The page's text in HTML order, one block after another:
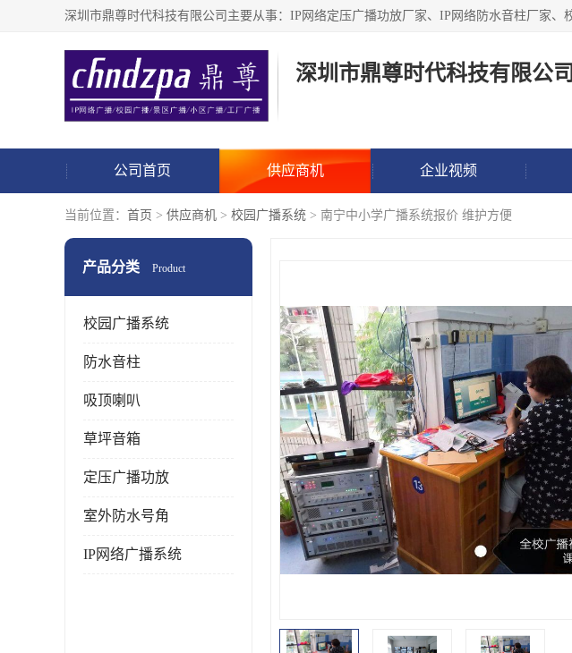
深圳市鼎尊时代科技有限公司
公司首页 供应商机 企业视频
当前位置： 首页 > 供应商机 > 校园广播系统 > 南宁中小学广播系统报价 维护方便
产品分类 Product
校园广播系统
防水音柱
吸顶喇叭
草坪音箱
定压广播功放
室外防水号角
IP网络广播系统